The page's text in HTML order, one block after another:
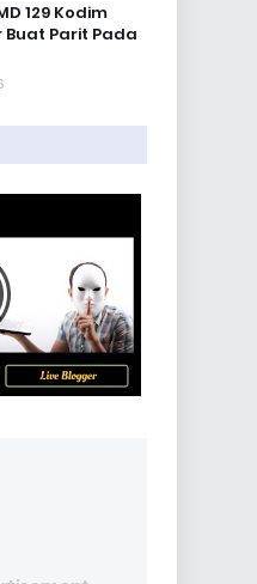
129 Kodim
Buat Parit Pada